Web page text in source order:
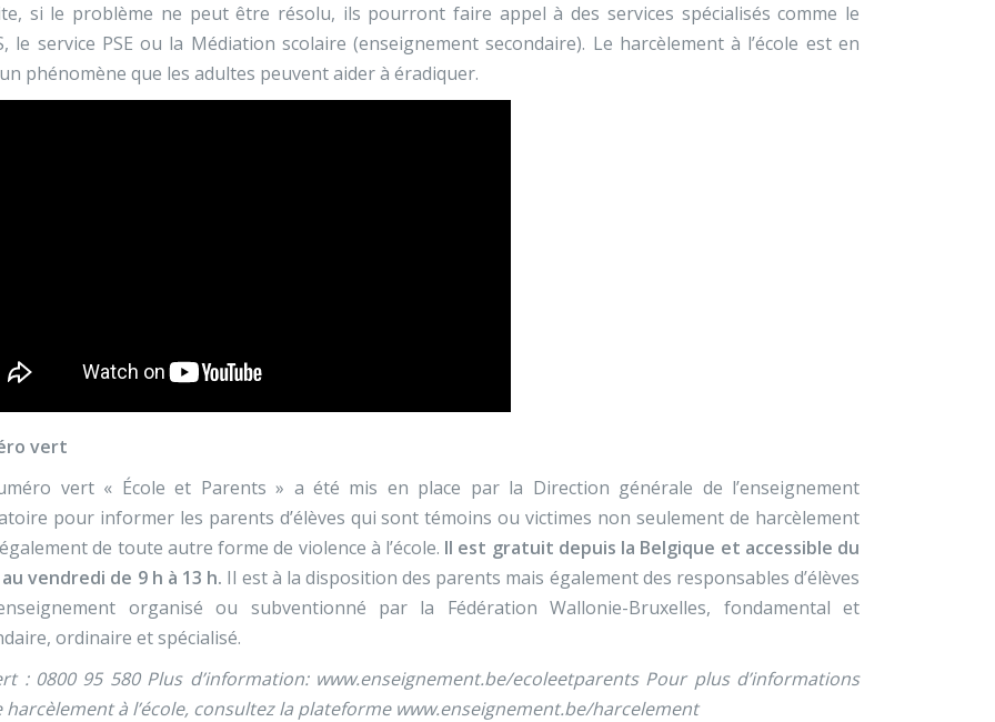
si le problème ne peut être résolu, ils pourront faire appel à des services spécialisés comme le
le service PSE ou la Médiation scolaire (enseignement secondaire). Le harcèlement à l’école est en
phénomène que les adultes peuvent aider à éradiquer.
vert
vert « École et Parents » a été mis en place par la Direction générale de l’enseignement
pour informer les parents d’élèves qui sont témoins ou victimes non seulement de harcèlement
de toute autre forme de violence à l’école. Il est gratuit depuis la Belgique et accessible du
vendredi de 9 h à 13 h. Il est à la disposition des parents mais également des responsables d’élèves
organisé ou subventionné par la Fédération Wallonie-Bruxelles, fondamental et
ordinaire et spécialisé.
: 0800 95 580 Plus d’information: www.enseignement.be/ecoleetparents Pour plus d’informations
harcèlement à l’école, consultez la plateforme www.enseignement.be/harcelement